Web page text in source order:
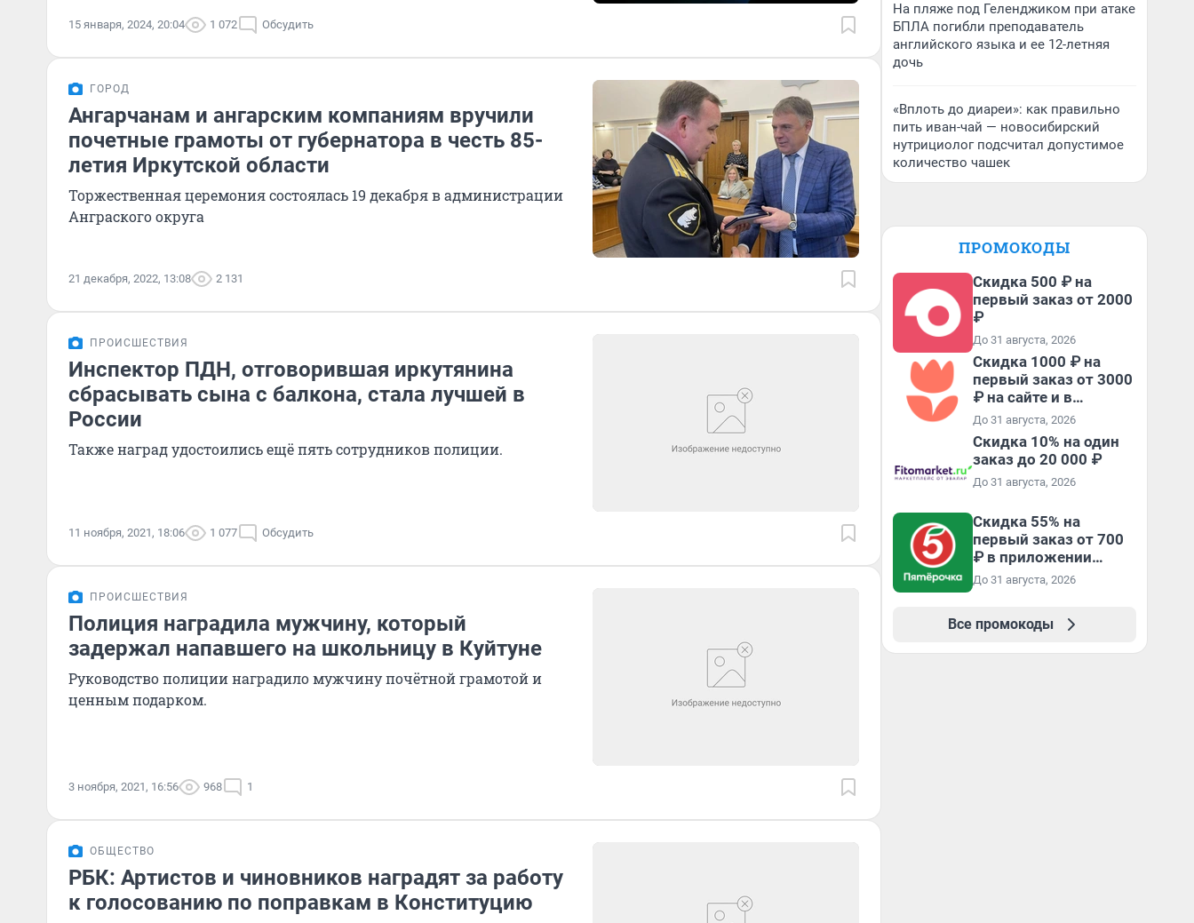
15 января, 2024, 20:04 1 072 Обсудить
ГОРОД
Ангарчанам и ангарским компаниям вручили
почетные грамоты от губернатора в честь 85-
летия Иркутской области
Торжественная церемония состоялась 19 декабря в администрации
Анграского округа
21 декабря, 2022, 13:08 2 131
ПРОИСШЕСТВИЯ
Инспектор ПДН, отговорившая иркутянина
сбрасывать сына с балкона, стала лучшей в
России
Также наград удостоились ещё пять сотрудников полиции.
11 ноября, 2021, 18:06 1 077 Обсудить
ПРОИСШЕСТВИЯ
Полиция наградила мужчину, который
задержал напавшего на школьницу в Куйтуне
Руководство полиции наградило мужчину почётной грамотой и
ценным подарком.
3 ноября, 2021, 16:56 968 1
ОБЩЕСТВО
РБК: Артистов и чиновников наградят за работу
к голосованию по поправкам в Конституцию
На пляже под Геленджиком при атаке
БПЛА погибли преподаватель
английского языка и ее 12-летняя
дочь
«Вплоть до диареи»: как правильно
пить иван-чай — новосибирский
нутрициолог подсчитал допустимое
количество чашек
ПРОМОКОДЫ
Скидка 500 ₽ на
первый заказ от 2000
₽
До 31 августа, 2026
Скидка 1000 ₽ на
первый заказ от 3000
₽ на сайте и в
приложении
До 31 августа, 2026
Скидка 10% на один
заказ до 20 000 ₽
До 31 августа, 2026
Скидка 55% на
первый заказ от 700
₽ в приложении
Пятёрочка Доставка
До 31 августа, 2026
Все промокоды